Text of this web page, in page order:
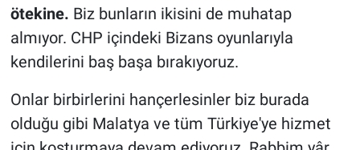
ötekine. Biz bunların ikisini de muhatap
almıyor. CHP içindeki Bizans oyunlarıyla
kendilerini baş başa bırakıyoruz.
Onlar birbirlerini hançerlesinler biz burada
olduğu gibi Malatya ve tüm Türkiye'ye hizmet